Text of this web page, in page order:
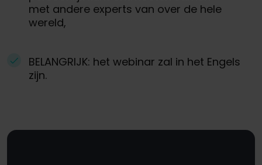
met andere experts van over de hele
wereld,
BELANGRIJK: het webinar zal in het Engels
zijn.